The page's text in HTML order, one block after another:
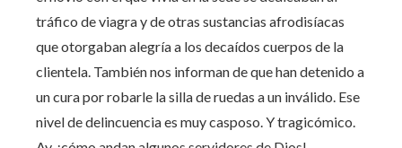
tráfico de viagra y de otras sustancias afrodisíacas
que otorgaban alegría a los decaídos cuerpos de la
clientela. También nos informan de que han detenido a
un cura por robarle la silla de ruedas a un inválido. Ese
nivel de delincuencia es muy casposo. Y tragicómico.